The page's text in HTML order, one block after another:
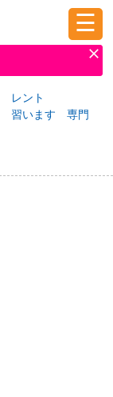
☰
レント
習います
専門